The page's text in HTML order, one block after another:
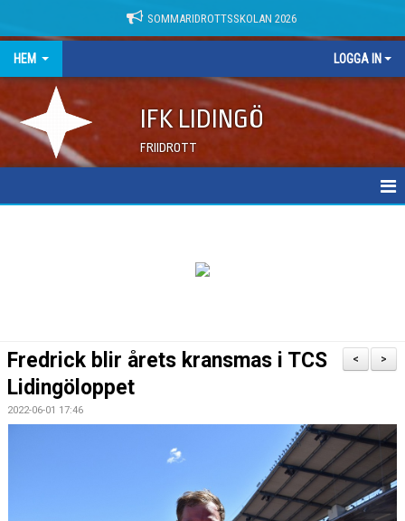
SOMMARIDROTTSSKOLAN 2026
HEM LOGGA IN
IFK LIDINGÖ
FRIIDROTT
>
<
Fredrick blir årets kransmas i TCS
Lidingöloppet
2022-06-01 17:46